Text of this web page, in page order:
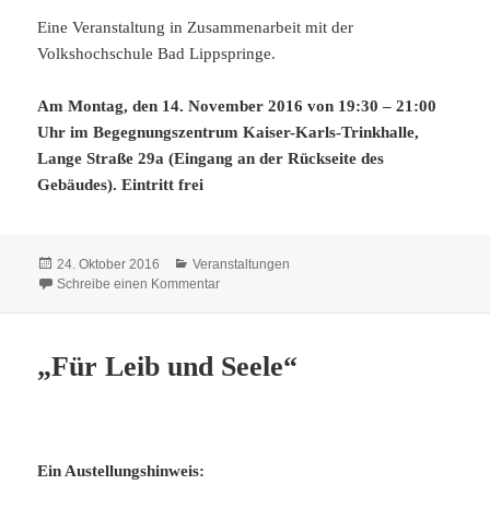
Eine Veranstaltung in Zusammenarbeit mit der
Volkshochschule Bad Lippspringe.
Am Montag, den 14. November 2016 von 19:30 – 21:00
Uhr im Begegnungszentrum Kaiser-Karls-Trinkhalle,
Lange Straße 29a (Eingang an der Rückseite des
Gebäudes). Eintritt frei
Veröffentlicht
am
24. Oktober 2016 Kategorien
Veranstaltungen
Schreibe einen Kommentarzu 14. November: Erinnerung und
„Für Leib und Seele“
Ein Austellungshinweis: